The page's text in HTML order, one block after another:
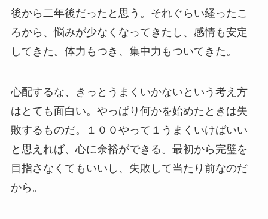
後から二年後だったと思う。それぐらい経ったこ
ろから、悩みが少なくなってきたし、感情も安定
してきた。体力もつき、集中力もついてきた。
心配するな、きっとうまくいかないという考え方
はとても面白い。やっぱり何かを始めたときは失
敗するものだ。１００やって１うまくいけばいい
と思えれば、心に余裕ができる。最初から完璧を
目指さなくてもいいし、失敗して当たり前なのだ
から。